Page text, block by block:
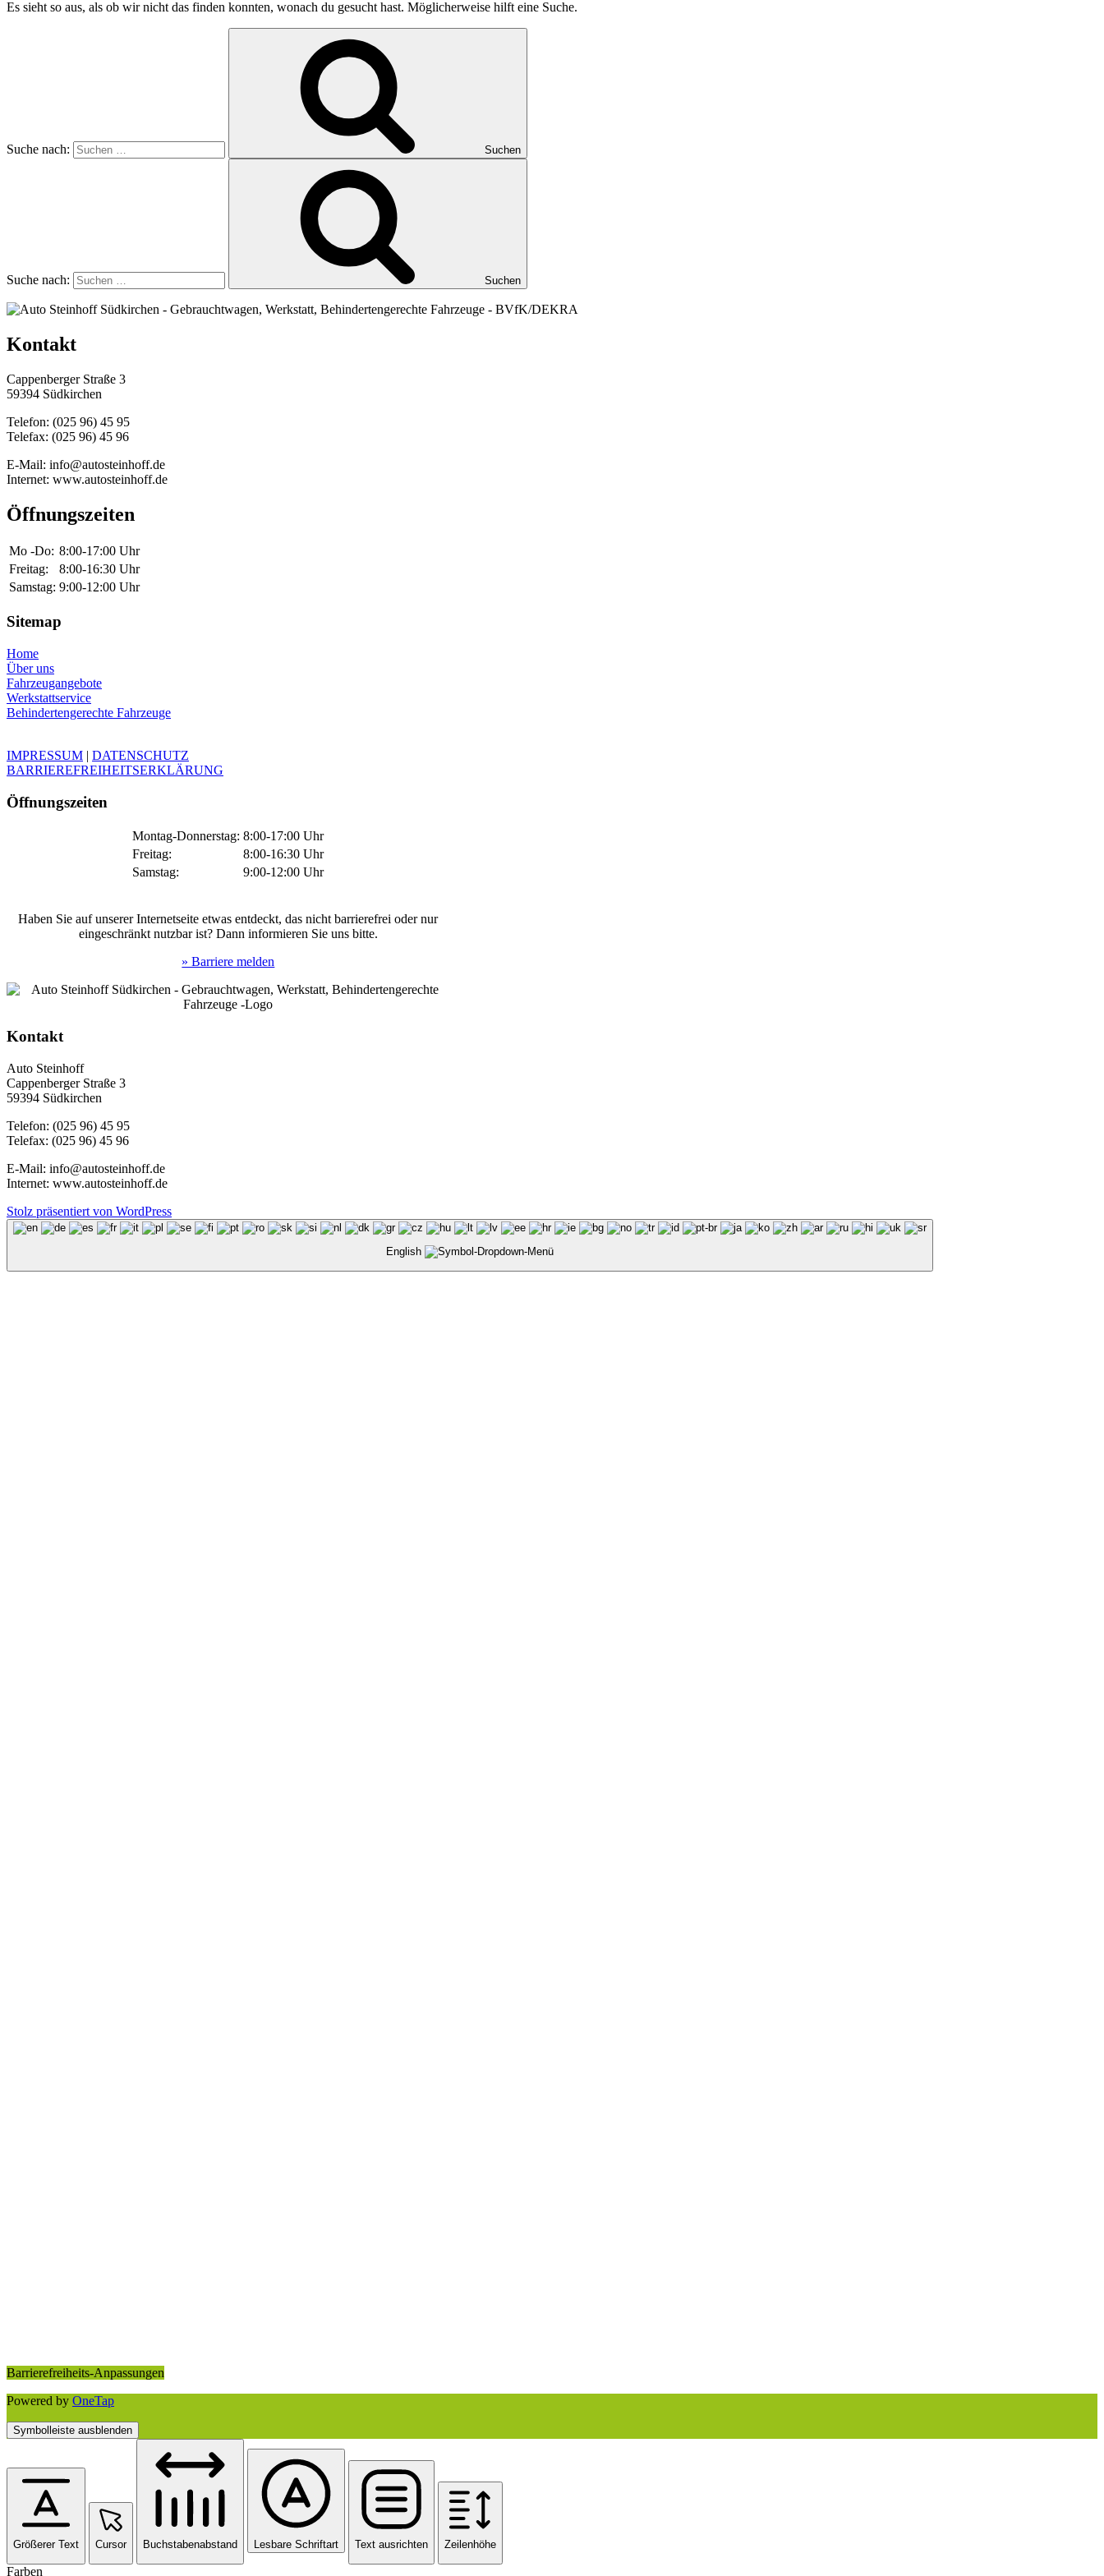
Es sieht so aus, als ob wir nicht das finden konnten, wonach du gesucht hast. Möglicherweise hilft eine Suche.
Suche nach: Suchen
Suche nach: Suchen
Kontakt
Cappenberger Straße 3
59394 Südkirchen
Telefon: (025 96) 45 95
Telefax: (025 96) 45 96
E-Mail: info@autosteinhoff.de
Internet: www.autosteinhoff.de
Öffnungszeiten
Mo -Do: 8:00-17:00 Uhr
Freitag:
8:00-16:30 Uhr
Samstag: 9:00-12:00 Uhr
Sitemap
Home
Über uns
Fahrzeugangebote
Werkstattservice
Behindertengerechte Fahrzeuge
IMPRESSUM | DATENSCHUTZ
BARRIEREFREIHEITSERKLÄRUNG
Öffnungszeiten
Montag-Donnerstag: 8:00-17:00 Uhr
Freitag:
8:00-16:30 Uhr
Samstag:
9:00-12:00 Uhr
Haben Sie auf unserer Internetseite etwas entdeckt, das nicht barrierefrei oder nur
eingeschränkt nutzbar ist? Dann informieren Sie uns bitte.
» Barriere melden
Kontakt
Auto Steinhoff
Cappenberger Straße 3
59394 Südkirchen
Telefon: (025 96) 45 95
Telefax: (025 96) 45 96
E-Mail: info@autosteinhoff.de
Internet: www.autosteinhoff.de
Stolz präsentiert von WordPress
English
Barrierefreiheits-Anpassungen
Powered by OneTap
Symbolleiste ausblenden
Größerer Text Cursor Buchstabenabstand Lesbare Schriftart Text ausrichten Zeilenhöhe
Farben